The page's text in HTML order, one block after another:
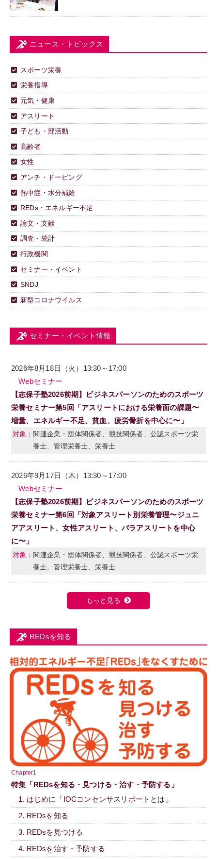
ニュース・トピックス
スポーツ栄養
栄養指導
元気・健康
アスリート
子ども・部活動
高齢者
女性
アンチ・ドーピング
熱中症・水分補給
REDs・エネルギー不足
論文・文献
調査・統計
行政機関
セミナー・イベント
SNDJ
新型コロナウイルス
セミナー・イベント情報
2026年8月18日（火）13:30～17:00
Webセミナー
【志保子塾2026前期】ビジネスパーソンのためのスポーツ
栄養セミナー第5回「アスリートにおける栄養面の課題〜
増量、エネルギー不足、貧血、疲労骨折を中心に〜」
関連企業・団体関係者、競技関係者、公認スポーツ栄
養士、管理栄養士、栄養士
2026年9月17日（木）13:30～17:00
Webセミナー
【志保子塾2026前期】ビジネスパーソンのためのスポーツ
栄養セミナー第6回「対象アスリート別栄養管理〜ジュニ
アアスリート、女性アスリート、パラアスリートを中心
に〜」
関連企業・団体関係者、競技関係者、公認スポーツ栄
養士、管理栄養士、栄養士
もっと見る
REDsを知る
Chapter1
特集「REDsを知る・見つける・治す・予防する」
1. はじめに「IOCコンセンサスリポートとは」
2. REDsを知る
3. REDsを見つける
4. REDsを治す・予防する